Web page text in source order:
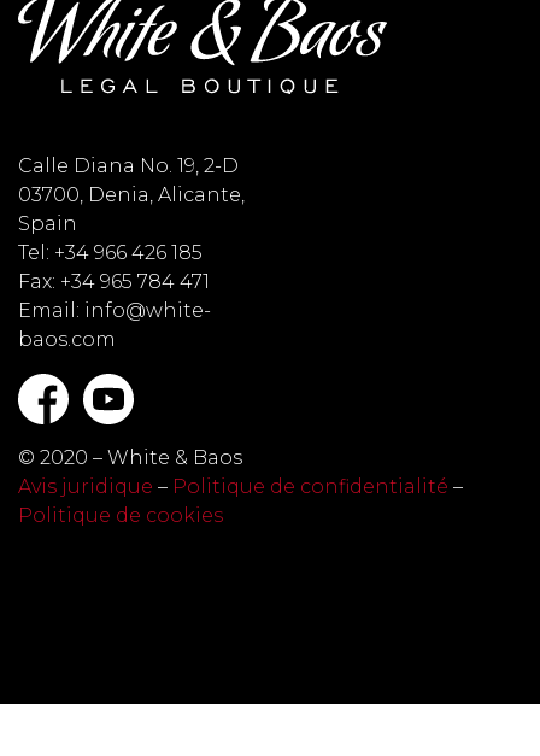
Calle Diana No. 19, 2-D
03700, Denia, Alicante,
Spain
Tel: +34 966 426 185
Fax: +34 965 784 471
Email: info@white-
baos.com
© 2020 – White & Baos
Avis juridique – Politique de confidentialité –
Politique de cookies